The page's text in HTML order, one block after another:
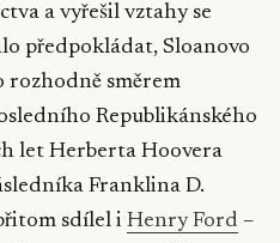
a vyřešil vztahy se
předpokládat, Sloanovo
směrem
Republikánského
let Herberta Hoovera
Franklina D.
sdílel i Henry Ford –